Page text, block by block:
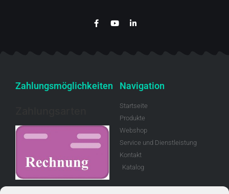
Zahlungsmöglichkeiten Navigation
Startseite
Produkte
Webshop
Service und Dienstleistung
Kontakt
Katalog